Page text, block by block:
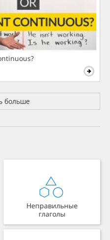
больше
Неправильные
глаголы